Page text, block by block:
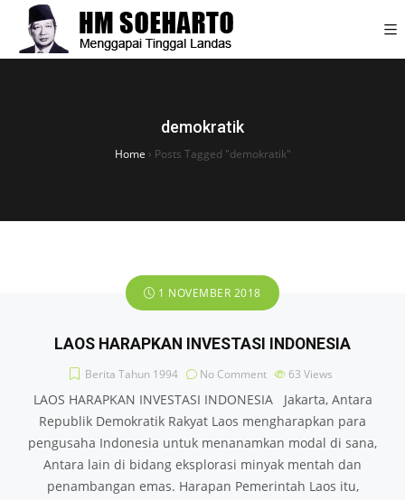
demokratik
Home › Posts Tagged "demokratik"
1 NOVEMBER 2018
LAOS HARAPKAN INVESTASI INDONESIA
Berita Tahun 1994 No Comment 63 Views
LAOS HARAPKAN INVESTASI INDONESIA Jakarta, Antara
Republik Demokratik Rakyat Laos mengharapkan para
pengusaha Indonesia untuk menanamkan modal di sana,
Antara lain di bidang eksplorasi minyak mentah dan
penambangan emas. Harapan Pemerintah Laos itu,